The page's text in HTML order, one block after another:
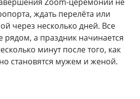
ждать перелёта или
через несколько дней. Все
рядом, а праздник начинается
минут после того, как
становятся мужем и женой.